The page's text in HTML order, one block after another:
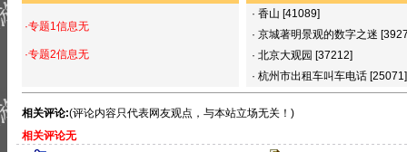
·专题1信息无
·专题2信息无
· 香山 [41089]
· 京城著明景观的数字之迷
· 北京大观园 [37212]
· 杭州市出租车叫车电话 [25071]
相关评论:(评论内容只代表网友观点，与本站立场无关！)
相关评论无